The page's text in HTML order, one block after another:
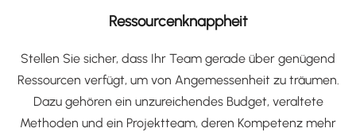
Ressourcenknappheit
Stellen Sie sicher, dass Ihr Team gerade über genügend
Ressourcen verfügt, um von Angemessenheit zu träumen.
Dazu gehören ein unzureichendes Budget, veraltete
Methoden und ein Projektteam, deren Kompetenz mehr